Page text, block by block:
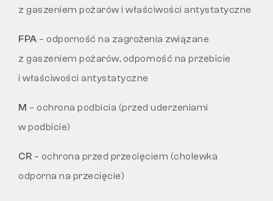
z gaszeniem pożarów i właściwości antystatyczne
FPA – odporność na zagrożenia związane
z gaszeniem pożarów, odporność na przebicie
i właściwości antystatyczne
M – ochrona podbicia (przed uderzeniami
w podbicie)
CR – ochrona przed przecięciem (cholewka
odporna na przecięcie)